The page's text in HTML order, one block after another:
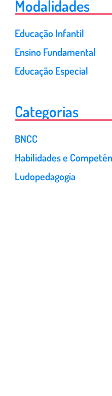
Modalidades
Educação Infantil
Ensino Fundamental
Educação Especial
Categorias
BNCC
Habilidades e
Ludopedagogia